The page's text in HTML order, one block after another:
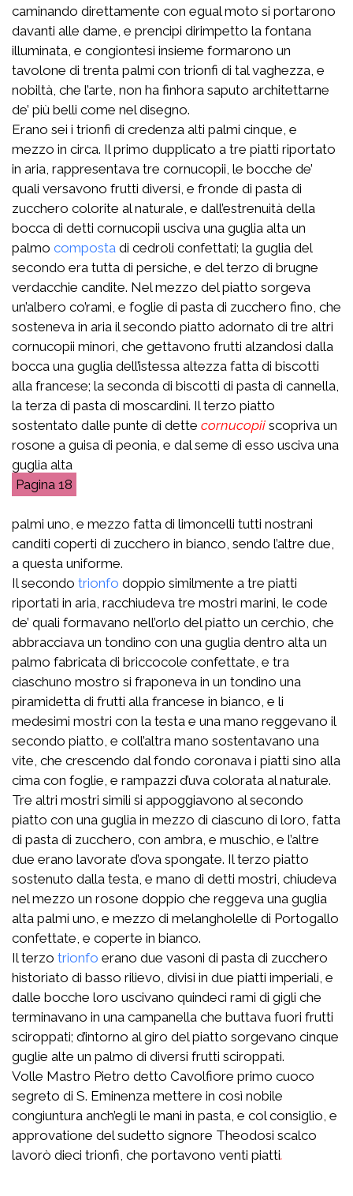
caminando direttamente con egual moto si portarono
davanti alle dame, e prencipi dirimpetto la fontana
illuminata, e congiontesi insieme formarono un
tavolone di trenta palmi con trionfi di tal vaghezza, e
nobiltà, che l’arte, non ha finhora saputo architettarne
de’ più belli come nel disegno.
Erano sei i trionfi di credenza alti palmi cinque, e
mezzo in circa. Il primo dupplicato a tre piatti riportato
in aria, rappresentava tre cornucopii, le bocche de’
quali versavono frutti diversi, e fronde di pasta di
zucchero colorite al naturale, e dall’estrenuità della
bocca di detti cornucopii usciva una guglia alta un
palmo composta di cedroli confettati; la guglia del
secondo era tutta di persiche, e del terzo di brugne
verdacchie candite. Nel mezzo del piatto sorgeva
un’albero co’rami, e foglie di pasta di zucchero fino, che
sosteneva in aria il secondo piatto adornato di tre altri
cornucopii minori, che gettavono frutti alzandosi dalla
bocca una guglia dell’istessa altezza fatta di biscotti
alla francese; la seconda di biscotti di pasta di cannella,
la terza di pasta di moscardini. Il terzo piatto
sostentato dalle punte di dette cornucopii scopriva un
rosone a guisa di peonia, e dal seme di esso usciva una
guglia alta
18
palmi uno, e mezzo fatta di limoncelli tutti nostrani
canditi coperti di zucchero in bianco, sendo l’altre due,
a questa uniforme.
Il secondo trionfo doppio similmente a tre piatti
riportati in aria, racchiudeva tre mostri marini, le code
de’ quali formavano nell’orlo del piatto un cerchio, che
abbracciava un tondino con una guglia dentro alta un
palmo fabricata di briccocole confettate, e tra
ciaschuno mostro si fraponeva in un tondino una
piramidetta di frutti alla francese in bianco, e li
medesimi mostri con la testa e una mano reggevano il
secondo piatto, e coll’altra mano sostentavano una
vite, che crescendo dal fondo coronava i piatti sino alla
cima con foglie, e rampazzi d’uva colorata al naturale.
Tre altri mostri simili si appoggiavono al secondo
piatto con una guglia in mezzo di ciascuno di loro, fatta
di pasta di zucchero, con ambra, e muschio, e l’altre
due erano lavorate d’ova spongate. Il terzo piatto
sostenuto dalla testa, e mano di detti mostri, chiudeva
nel mezzo un rosone doppio che reggeva una guglia
alta palmi uno, e mezzo di melangholelle di Portogallo
confettate, e coperte in bianco.
Il terzo trionfo erano due vasoni di pasta di zucchero
historiato di basso rilievo, divisi in due piatti imperiali, e
dalle bocche loro uscivano quindeci rami di gigli che
terminavano in una campanella che buttava fuori frutti
sciroppati; d’intorno al giro del piatto sorgevano cinque
guglie alte un palmo di diversi frutti sciroppati.
Volle Mastro Pietro detto Cavolfiore primo cuoco
segreto di S. Eminenza mettere in così nobile
congiuntura anch’egli le mani in pasta, e col consiglio, e
approvatione del sudetto signore Theodosi scalco
lavorò dieci trionfi, che portavono venti piatti.